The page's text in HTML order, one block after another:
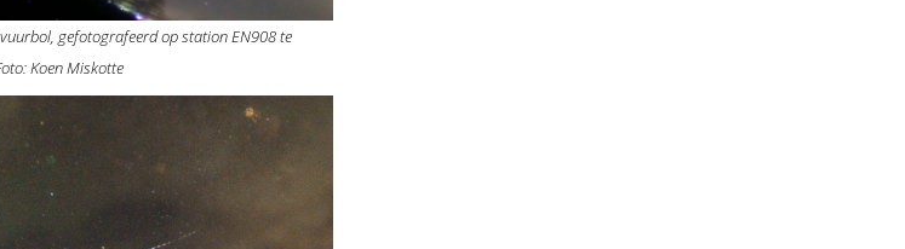
gefotografeerd op station EN908 te
Koen Miskotte